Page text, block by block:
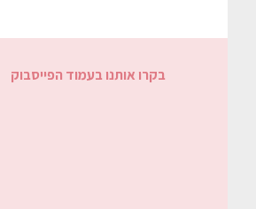
בקרו אותנו בעמוד הפייסבוק